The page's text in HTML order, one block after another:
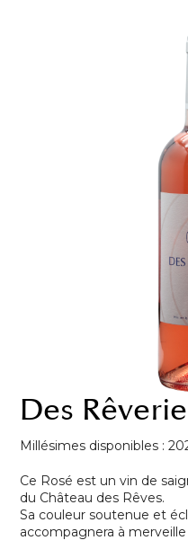
Des
Millésimes disponibles :
Ce Rosé est un vin de
du Château des Rêves.
Sa couleur soutenue et
accompagnera à